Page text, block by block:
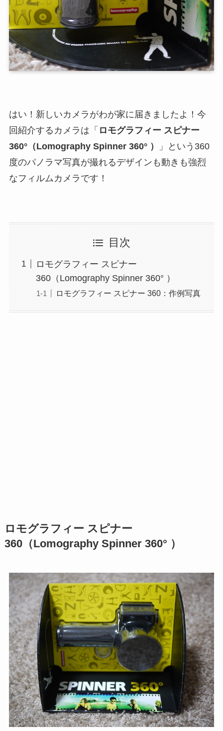
はい！新しいカメラがわが家に届きましたよ！今
回紹介するカメラは「 ロモグラフィー スピナー
360°（Lomography Spinner 360° ）
」という360
度のパノラマ写真が撮れるデザインも動きも強烈
なフィルムカメラです！
目次
ロモグラフィー スピナー
360（Lomography Spinner 360° ）
ロモグラフィー スピナー 360：作例写真
ロモグラフィー スピナー
360（Lomography Spinner 360° ）